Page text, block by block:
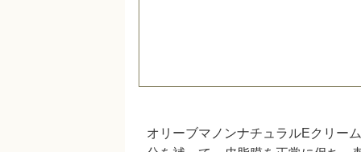
オリーブマノンナチュラルEクリー